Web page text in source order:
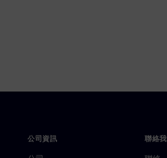
公司資訊 聯絡